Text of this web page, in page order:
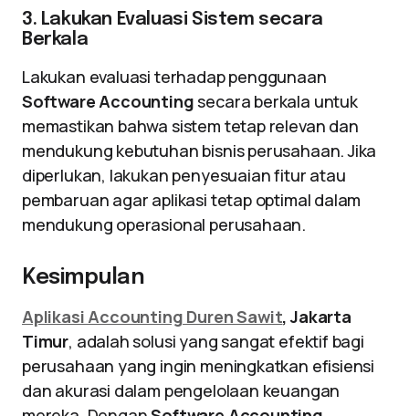
3. Lakukan Evaluasi Sistem secara
Berkala
Lakukan evaluasi terhadap penggunaan
Software Accountingsecara berkala untuk
memastikan bahwa sistem tetap relevan dan
mendukung kebutuhan bisnis perusahaan. Jika
diperlukan, lakukan penyesuaian fitur atau
pembaruan agar aplikasi tetap optimal dalam
mendukung operasional perusahaan.
Kesimpulan
Aplikasi Accounting Duren Sawit, Jakarta
Timur, adalah solusi yang sangat efektif bagi
perusahaan yang ingin meningkatkan efisiensi
dan akurasi dalam pengelolaan keuangan